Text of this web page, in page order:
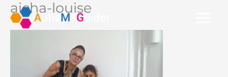
Aller
contenu
aicha-louise